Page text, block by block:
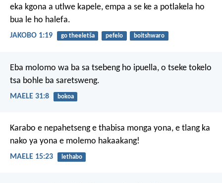
eka kgona a utlwe kapele, empa a se ke a potlakela ho
bua le ho halefa.
JAKOBO 1:19 go theeletša pefelo boitshwaro
Eba molomo wa ba sa tsebeng ho ipuella, o tseke tokelo
tsa bohle ba saretsweng.
MAELE 31:8 bokoa
Karabo e nepahetsenge thabisa monga yona, e tlang ka
nako ya yona e molemo hakaakang!
MAELE 15:23 lethabo